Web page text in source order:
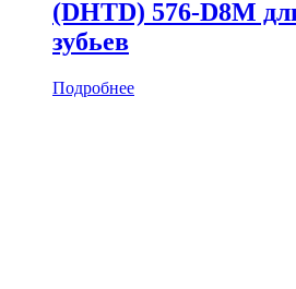
(DHTD) 576-D8M
зубьев
Подробнее